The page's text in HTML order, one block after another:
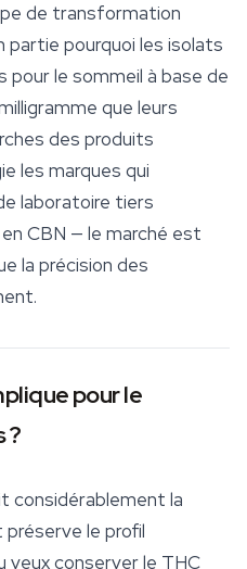
de transformation
partie pourquoi les isolats
le sommeil à base de
que leurs
des produits
les marques qui
laboratoire tiers
CBN — le marché est
la précision des
pour le
?
considérablement la
le profil
veux conserver le THC